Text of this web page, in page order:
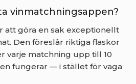
vinmatchningsappen?
att göra en sak exceptionellt
Den föreslår riktiga flaskor
varje matchning upp till 10
fungerar — i stället för vaga